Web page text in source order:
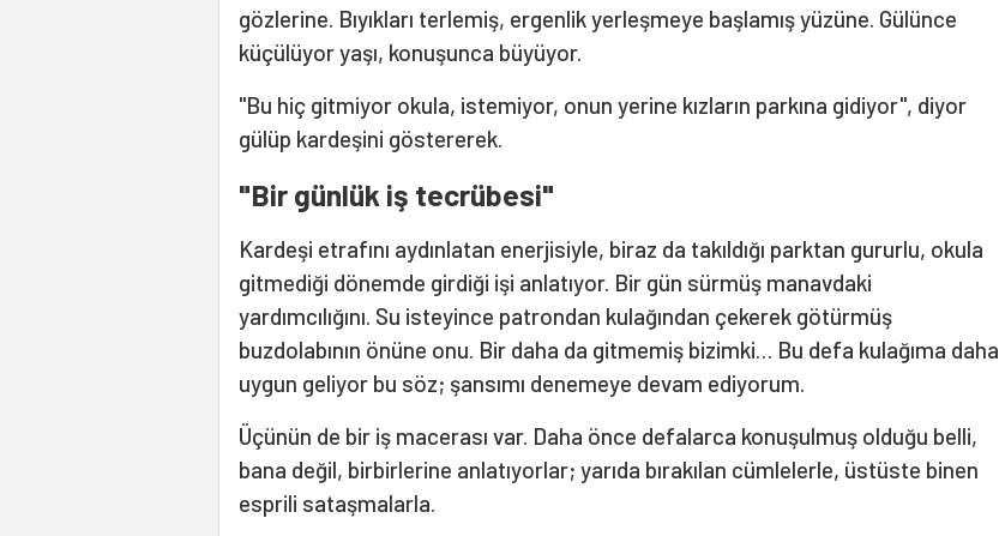
gözlerine. Bıyıkları terlemiş, ergenlik yerleşmeye başlamış yüzüne. Gülünce
küçülüyor yaşı, konuşunca büyüyor.
"Bu hiç gitmiyor okula, istemiyor, onun yerine kızların parkına gidiyor", diyor
gülüp kardeşini göstererek.
"Bir günlük iş tecrübesi"
Kardeşi etrafını aydınlatan enerjisiyle, biraz da takıldığı parktan gururlu, okula
gitmediği dönemde girdiği işi anlatıyor. Bir gün sürmüş manavdaki
yardımcılığını. Su isteyince patrondan kulağından çekerek götürmüş
buzdolabının önüne onu. Bir daha da gitmemiş bizimki… Bu defa kulağıma daha
uygun geliyor bu söz; şansımı denemeye devam ediyorum.
Üçünün de bir iş macerası var. Daha önce defalarca konuşulmuş olduğu belli,
bana değil, birbirlerine anlatıyorlar; yarıda bırakılan cümlelerle, üstüste binen
esprili sataşmalarla.